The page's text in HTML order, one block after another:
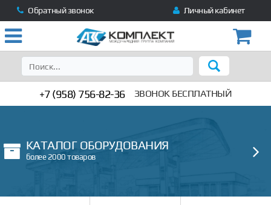
Обратный звонок Личный кабинет
+7 (958) 756-82-36 ЗВОНОК БЕСПЛАТНЫЙ
КАТАЛОГ ОБОРУДОВАНИЯ
более 2000 товаров